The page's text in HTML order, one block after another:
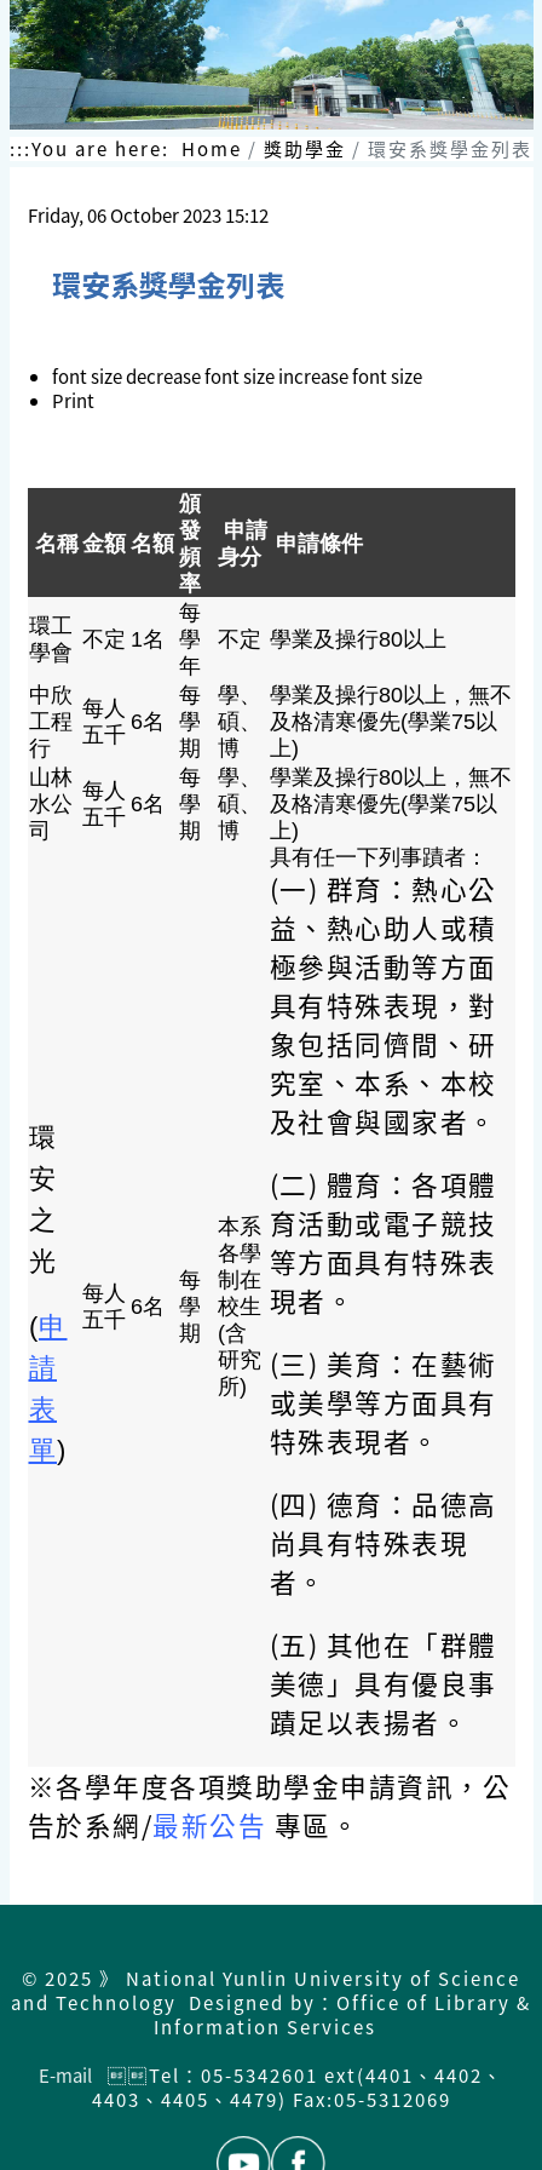
:::You are here: Home 獎助學金 環安系獎學金列表
Friday, 06 October 2023 15:12
環安系獎學金列表
font sizedecrease font size increase font size
Print
名稱金額 名額
頒
發
頻
率
申請
身分
申請條件
環工
學會
不定 1名
每
學
年
不定 學業及操行80以上
中欣
工程
行
每人
五千
6名
每
學
期
學、
碩、
博
學業及操行80以上，無不
及格清寒優先(學業75以
上)
山林
水公
司
每人
五千
6名
每
學
期
學、
碩、
博
學業及操行80以上，無不
及格清寒優先(學業75以
上)
環
安
之
光
(申
請
表
單)
每人
五千
6名
每
學
期
本系
各學
制在
校生
(含
研究
所)
具有任一下列事蹟者：
(一) 群育：熱心公
益、熱心助人或積
極參與活動等方面
具有特殊表現，對
象包括同儕間、研
究室、本系、本校
及社會與國家者。
(二) 體育：各項體
育活動或電子競技
等方面具有特殊表
現者。
(三) 美育：在藝術
或美學等方面具有
特殊表現者。
(四) 德育：品德高
尚具有特殊表現
者。
(五) 其他在「群體
美德」具有優良事
蹟足以表揚者。
※各學年度各項獎助學金申請資訊，公
告於系網/最新公告 專區。
© 2025 》 National Yunlin University of Science
and Technology Designed by：Office of Library &
Information Services
E-mail
Tel：05-5342601 ext(4401、4402、
4403、4405、4479) Fax:05-5312069